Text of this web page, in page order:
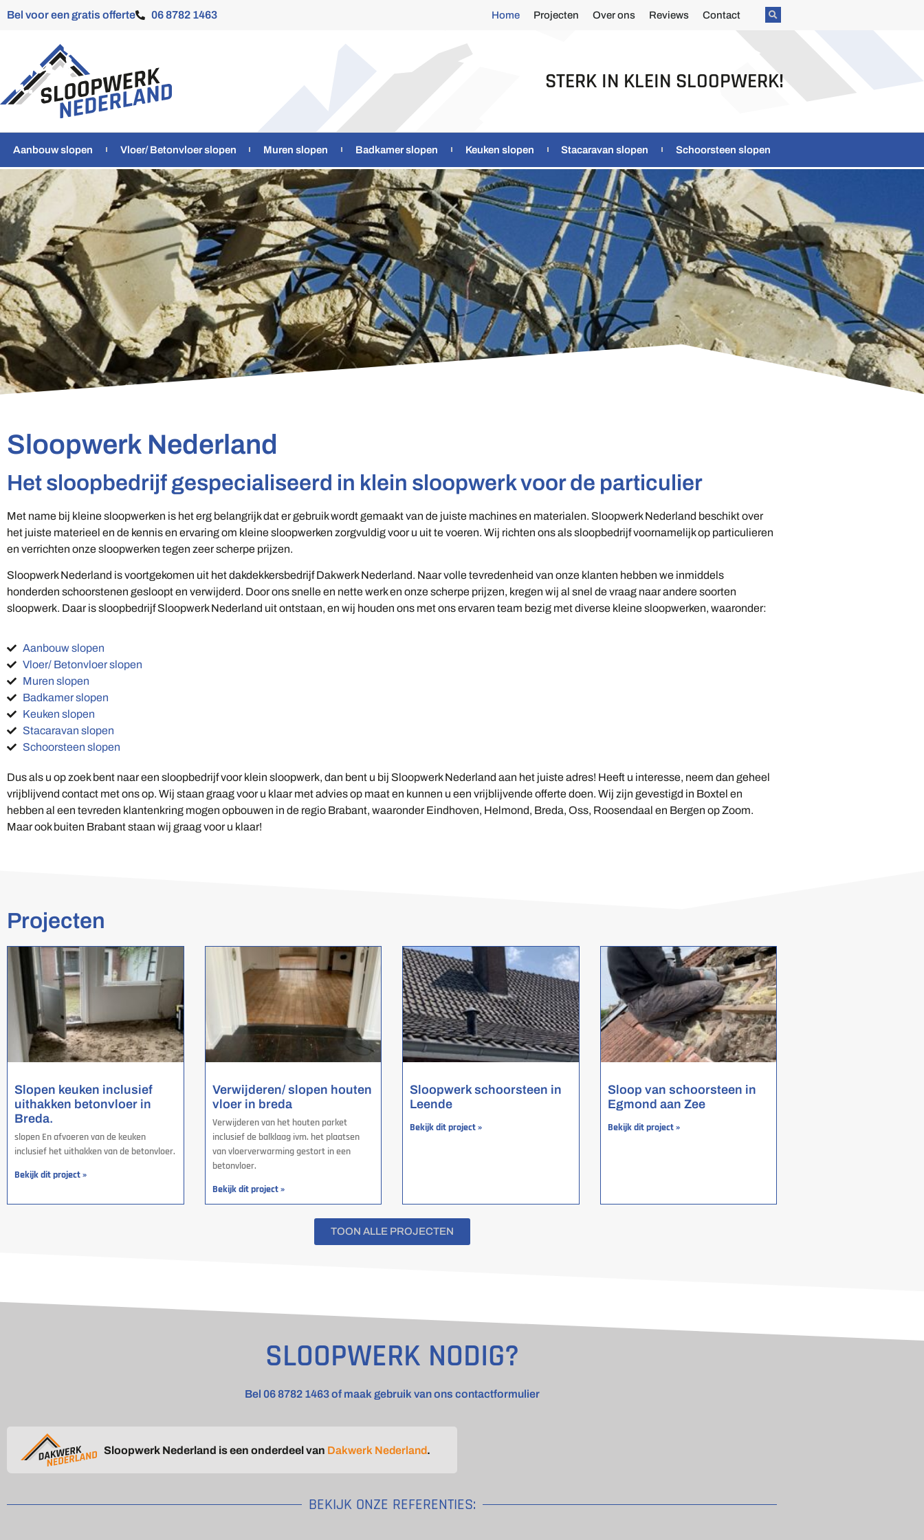
Bel voor een gratis offerte 06 8782 1463 Home Projecten Over ons Reviews Contact
STERK IN KLEIN SLOOPWERK!
Aanbouw slopen Vloer/ Betonvloer slopen Muren slopen Badkamer slopen Keuken slopen Stacaravan slopen Schoorsteen slopen
Sloopwerk Nederland
Het sloopbedrijf gespecialiseerd in klein sloopwerk voor de particulier
Met name bij kleine sloopwerken is het erg belangrijk dat er gebruik wordt gemaakt van de juiste machines en materialen. Sloopwerk Nederland beschikt over
het juiste materieel en de kennis en ervaring om kleine sloopwerken zorgvuldig voor u uit te voeren. Wij richten ons als sloopbedrijf voornamelijk op particulieren
en verrichten onze sloopwerken tegen zeer scherpe prijzen.
Sloopwerk Nederland is voortgekomen uit het dakdekkersbedrijf Dakwerk Nederland. Naar volle tevredenheid van onze klanten hebben we inmiddels
honderden schoorstenen gesloopt en verwijderd. Door ons snelle en nette werk en onze scherpe prijzen, kregen wij al snel de vraag naar andere soorten
sloopwerk. Daar is sloopbedrijf Sloopwerk Nederland uit ontstaan, en wij houden ons met ons ervaren team bezig met diverse kleine sloopwerken, waaronder:
Aanbouw slopen
Vloer/ Betonvloer slopen
Muren slopen
Badkamer slopen
Keuken slopen
Stacaravan slopen
Schoorsteen slopen
Dus als u op zoek bent naar een sloopbedrijf voor klein sloopwerk, dan bent u bij Sloopwerk Nederland aan het juiste adres! Heeft u interesse, neem dan geheel
vrijblijvend contact met ons op. Wij staan graag voor u klaar met advies op maat en kunnen u een vrijblijvende offerte doen. Wij zijn gevestigd in Boxtel en
hebben al een tevreden klantenkring mogen opbouwen in de regio Brabant, waaronder Eindhoven, Helmond, Breda, Oss, Roosendaal en Bergen op Zoom.
Maar ook buiten Brabant staan wij graag voor u klaar!
Projecten
Slopen keuken inclusief
uithakken betonvloer in
Breda.
slopen En afvoeren van de keuken
inclusief het uithakken van de betonvloer.
Bekijk dit project »
Verwijderen/ slopen houten
vloer in breda
Verwijderen van het houten parket
inclusief de balklaag ivm. het plaatsen
van vloerverwarming gestort in een
betonvloer.
Bekijk dit project »
Sloopwerk schoorsteen in
Leende
Bekijk dit project »
Sloop van schoorsteen in
Egmond aan Zee
Bekijk dit project »
TOON ALLE PROJECTEN
SLOOPWERK NODIG?
Bel 06 8782 1463 of maak gebruik van ons contactformulier
Sloopwerk Nederland is een onderdeel van Dakwerk Nederland.
BEKIJK ONZE REFERENTIES: